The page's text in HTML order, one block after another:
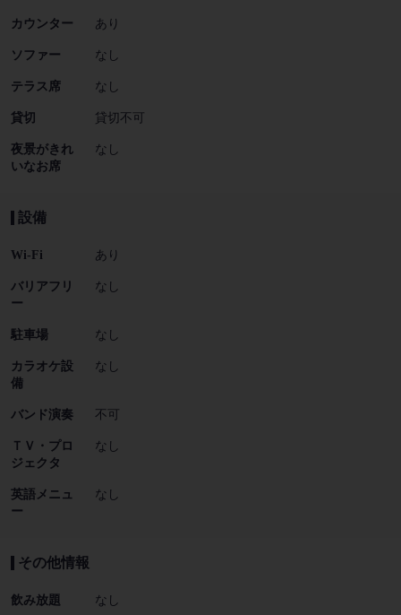
カウンター あり
ソファー なし
テラス席 なし
貸切 貸切不可
夜景がきれ
いなお席
なし
設備
Wi-Fi あり
バリアフリ
ー
なし
駐車場 なし
カラオケ設
備
なし
バンド演奏 不可
ＴＶ・プロ
ジェクタ
なし
英語メニュ
ー
なし
その他情報
飲み放題 なし